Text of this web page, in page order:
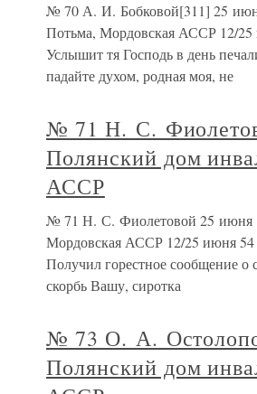
№ 70 А. И. Бобковой[311] 25
Потьма, Мордовская АССР 12/
Услышит тя Господь в день
падайте духом, родная моя, не
№ 71 Н. С.
Полянский дом
АССР
№ 71 Н. С. Фиолетовой 25 июня
Мордовская АССР 12/25 июня
Получил горестное сообщение о
скорбь Вашу, сиротка
№ 73 О. А.
Полянский дом